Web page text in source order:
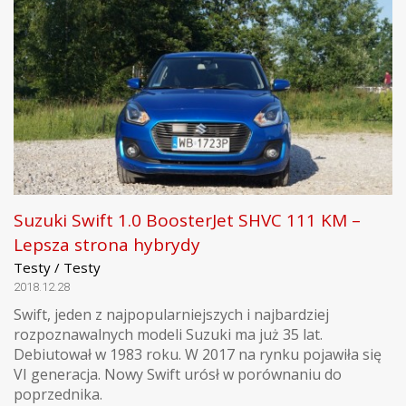
Suzuki Swift 1.0 BoosterJet SHVC 111 KM –
Lepsza strona hybrydy
Testy / Testy
2018.12.28
Swift, jeden z najpopularniejszych i najbardziej
rozpoznawalnych modeli Suzuki ma już 35 lat.
Debiutował w 1983 roku. W 2017 na rynku pojawiła się
VI generacja. Nowy Swift urósł w porównaniu do
poprzednika.